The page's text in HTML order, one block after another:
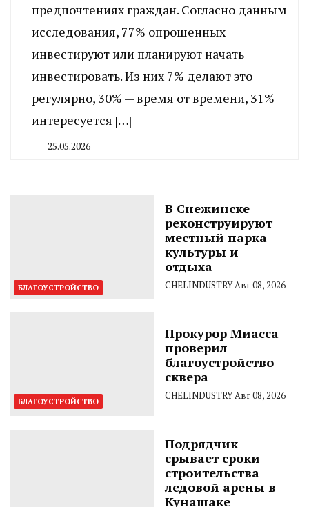
предпочтениях граждан. Согласно данным
исследования, 77% опрошенных
инвестируют или планируют начать
инвестировать. Из них 7% делают это
регулярно, 30% — время от времени, 31%
интересуется […]
25.05.2026
БЛАГОУСТРОЙСТВО
В Снежинске
реконструируют
местный парка
культуры и
отдыха
CHELINDUSTRYАвг 08, 2026
БЛАГОУСТРОЙСТВО
Прокурор Миасса
проверил
благоустройство
сквера
CHELINDUSTRYАвг 08, 2026
Подрядчик
срывает сроки
строительства
ледовой арены в
Кунашаке